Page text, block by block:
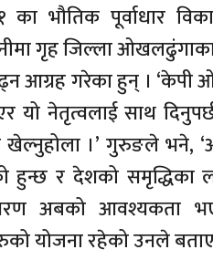
का भौतिक पूर्वाधार
गृह जिल्ला
आग्रह गरेका हुन् । ‘केपी
यो नेतृत्वलाई साथ
खेल्नुहोला ।’ गुरुङले भने,
र देशको समृद्धिका
अबको आवश्यकता
योजना रहेको उनले